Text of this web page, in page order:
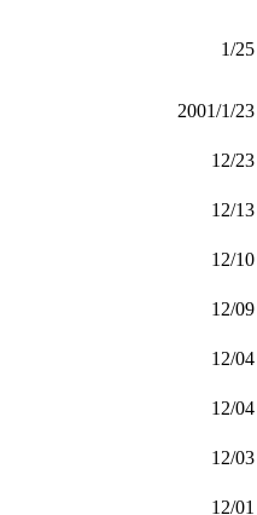
1/25
2001/1/23
12/23
12/13
12/10
12/09
12/04
12/04
12/03
12/01